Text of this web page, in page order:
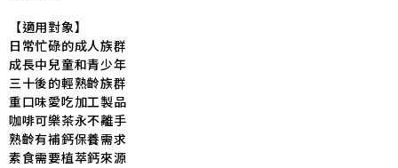
【適用對象】
日常忙碌的成人族群
成長中兒童和青少年
三十後的輕熟齡族群
重口味愛吃加工製品
咖啡可樂茶永不離手
熟齡有補鈣保養需求
素食需要植萃鈣來源